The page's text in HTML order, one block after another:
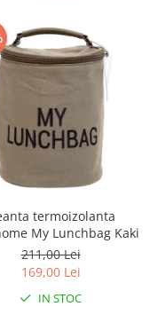
termoizolanta
My Lunchbag Kaki
211,00 Lei
169,00 Lei
IN STOC